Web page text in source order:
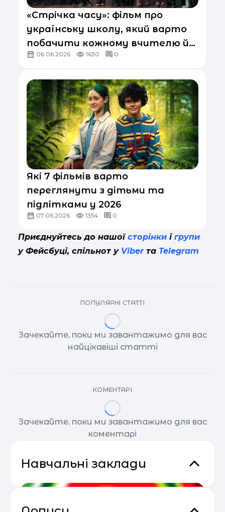
«Стрічка часу»: фільм про
українську школу, який варто
побачити кожному вчителю й
батькам
06.06.2026 1630 0
Які 7 фільмів варто
переглянути з дітьми та
підлітками у 2026
07.06.2026 1354 0
Приєднуйтесь до нашої сторінки і групи
у Фейсбуці, спільнот у Viberта Telegram
ПОПУЛЯРНІ СТАТТІ
Зачекайте, поки ми завантажимо для вас
найцікавіші статті
КОМЕНТАРІ
Зачекайте, поки ми завантажимо для вас
коментарі
Навчальні заклади